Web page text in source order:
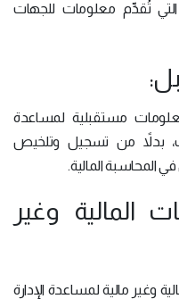
التي تُقدِّم معلومات للجهات
مستقبلية لمساعدة
بدلاً من تسجيل وتلخيص
في المحاسبة المالية.
المالية وغير
وغير مالية لمساعدة الإدارة